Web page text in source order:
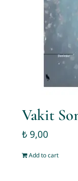
Vakit
₺ 9,00
Add to cart